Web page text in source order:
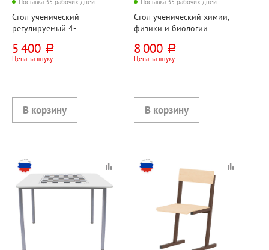
Поставка 35 рабочих дней
Стол ученический
регулируемый 4-
10 (градусов) 1-местный,
ЛДСП+металл, клен,
5 400 руб.
Цена за штуку
Поставка 35 рабочих дней
Стол ученический химии,
физики и биологии
клен, коричневый,
прямоугольная труба
8 000 руб.
Цена за штуку